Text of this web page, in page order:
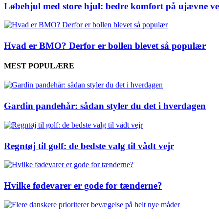
Løbehjul med store hjul: bedre komfort på ujævne
Hvad er BMO? Derfor er bollen blevet så populær
MEST POPULÆRE
Gardin pandehår: sådan styler du det i hverdagen
Regntøj til golf: de bedste valg til vådt vejr
Hvilke fødevarer er gode for tænderne?